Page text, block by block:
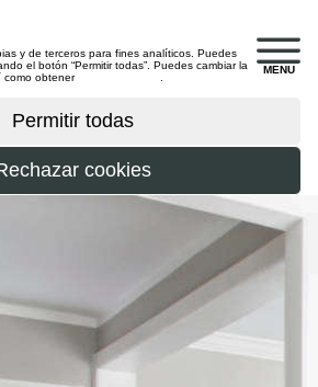
MENU
y de terceros para fines analíticos. Puedes
el botón “Permitir todas”. Puedes cambiar la
como obtener